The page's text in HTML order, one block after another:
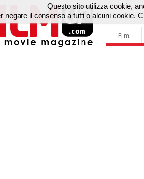
Film
Questo sito utilizza cookie,
negare il consenso a tutti o alcuni cookie.